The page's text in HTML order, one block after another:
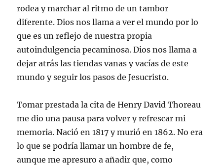
rodea y marchar al ritmo de un tambor
diferente. Dios nos llama a ver el mundo por lo
que es un reflejo de nuestra propia
autoindulgencia pecaminosa. Dios nos llama a
dejar atrás las tiendas vanas y vacías de este
mundo y seguir los pasos de Jesucristo.
Tomar prestada la cita de Henry David Thoreau
me dio una pausa para volver y refrescar mi
memoria. Nació en 1817 y murió en 1862. No era
lo que se podría llamar un hombre de fe,
aunque me apresuro a añadir que, como